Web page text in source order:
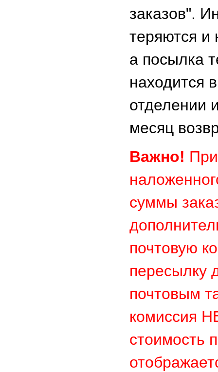
заказов".
теряются и
а посылка
находится
отделении
месяц
Важно!
суммы
почтовую
пересылку
почтовым
комиссия
стоимость